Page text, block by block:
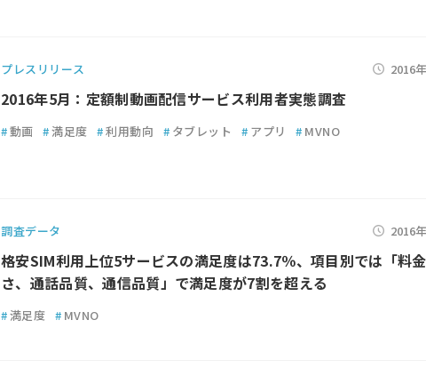
プレスリリース 2016
2016年5月：定額制動画配信サービス利用者実態調査
#動画 #満足度 #利用動向 # タブレット # アプリ # MVNO
調査データ 2016
格安SIM利用上位5サービスの満足度は73.7％、項目別では「料
さ、通話品質、通信品質」で満足度が7割を超える
#満足度 # MVNO